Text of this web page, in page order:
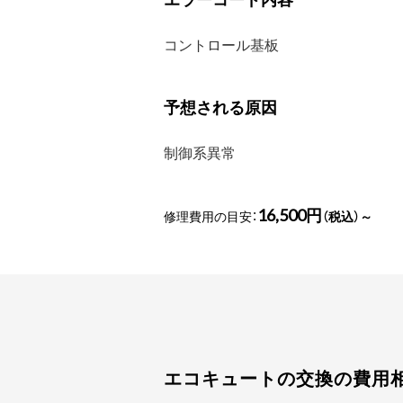
コントロール基板
予想される原因
制御系異常
修理費用の目安： 16,500円（税込）～
エコキュートの交換の費用